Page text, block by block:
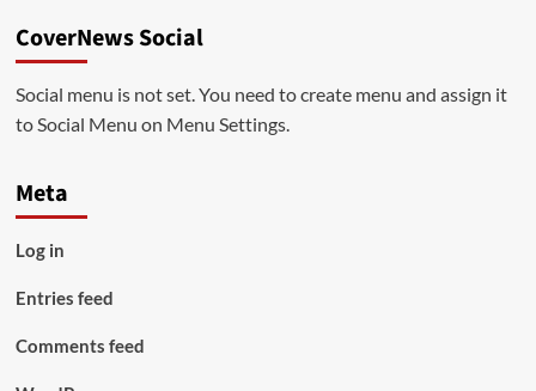
CoverNews Social
Social menu is not set. You need to create menu and assign it
to Social Menu on Menu Settings.
Meta
Log in
Entries feed
Comments feed